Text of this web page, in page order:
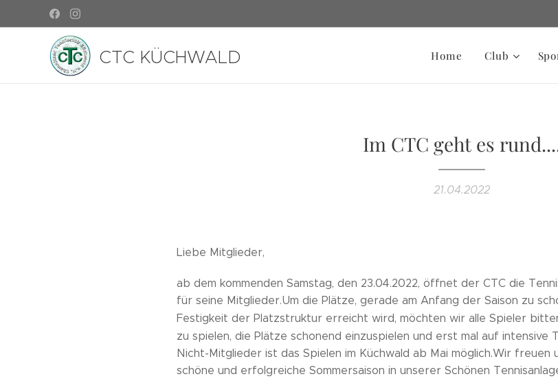
CTC KÜCHWALD Home Club
Im CTC geht es
21.04.2022
Liebe Mitglieder,
ab dem kommenden Samstag, den 23.04.2022, öffnet der CTC die
für seine Mitglieder.Um die Plätze, gerade am Anfang der Saison zu
Festigkeit der Platzstruktur erreicht wird, möchten wir alle Spieler
zu spielen, die Plätze schonend einzuspielen und erst mal auf intensive
Nicht-Mitglieder ist das Spielen im Küchwald ab Mai möglich.Wir freuen
schöne und erfolgreiche Sommersaison in unserer Schönen